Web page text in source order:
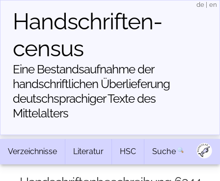
Handschriften­
census
Eine Bestandsaufnahme der
handschriftlichen Über­lieferung
deutschsprachiger Texte des
Mittelalters
de en
Verzeichnisse Literatur HSC Suche